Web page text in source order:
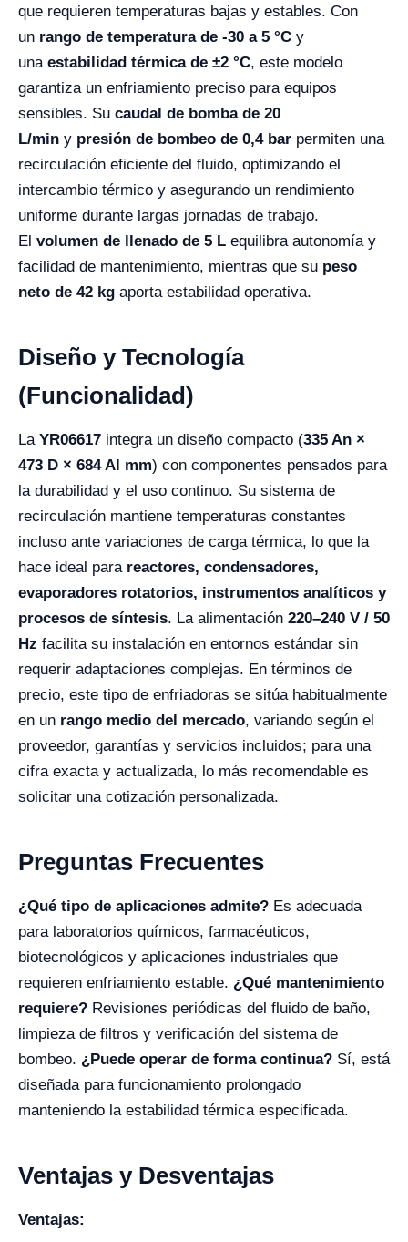
que requieren temperaturas bajas y estables. Con
un rango de temperatura de -30 a 5 °C y
una estabilidad térmica de ±2 °C, este modelo
garantiza un enfriamiento preciso para equipos
sensibles. Su caudal de bomba de 20
L/min y presión de bombeo de 0,4 bar permiten una
recirculación eficiente del fluido, optimizando el
intercambio térmico y asegurando un rendimiento
uniforme durante largas jornadas de trabajo.
El volumen de llenado de 5 L equilibra autonomía y
facilidad de mantenimiento, mientras que su peso
neto de 42 kg aporta estabilidad operativa.
Diseño y Tecnología
(Funcionalidad)
La YR06617 integra un diseño compacto (335 An ×
473 D × 684 Al mm) con componentes pensados para
la durabilidad y el uso continuo. Su sistema de
recirculación mantiene temperaturas constantes
incluso ante variaciones de carga térmica, lo que la
hace ideal para reactores, condensadores,
evaporadores rotatorios, instrumentos analíticos y
procesos de síntesis. La alimentación 220–240 V / 50
Hz facilita su instalación en entornos estándar sin
requerir adaptaciones complejas. En términos de
precio, este tipo de enfriadoras se sitúa habitualmente
en un rango medio del mercado, variando según el
proveedor, garantías y servicios incluidos; para una
cifra exacta y actualizada, lo más recomendable es
solicitar una cotización personalizada.
Preguntas Frecuentes
¿Qué tipo de aplicaciones admite? Es adecuada
para laboratorios químicos, farmacéuticos,
biotecnológicos y aplicaciones industriales que
requieren enfriamiento estable. ¿Qué mantenimiento
requiere? Revisiones periódicas del fluido de baño,
limpieza de filtros y verificación del sistema de
bombeo. ¿Puede operar de forma continua? Sí, está
diseñada para funcionamiento prolongado
manteniendo la estabilidad térmica especificada.
Ventajas y Desventajas
Ventajas: